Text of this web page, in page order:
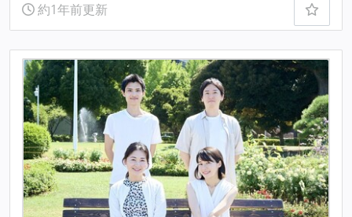
約1年前更新